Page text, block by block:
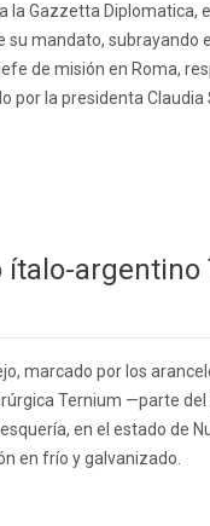
la Gazzetta Diplomatica,
su mandato,
de misión en Roma,
por la presidenta
ítalo-argentino
marcado por los
Ternium —parte
en el estado de
en frío y galvanizado.